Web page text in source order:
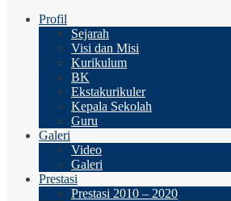
Profil
Sejarah
Visi dan Misi
Kurikulum
BK
Ekstakurikuler
Kepala Sekolah
Guru
Galeri
Video
Galeri
Prestasi
Prestasi 2010 – 2020